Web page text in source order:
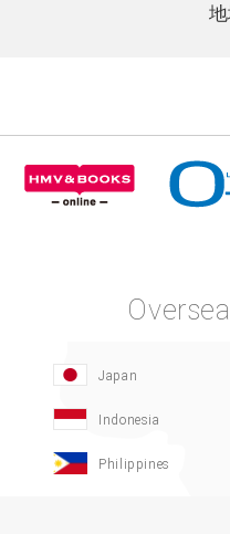
Japan
Indonesia
Philippines